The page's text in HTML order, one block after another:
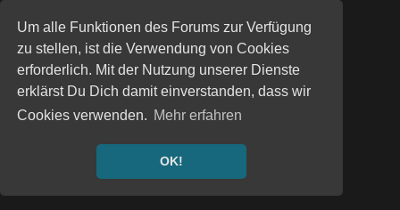
Um alle Funktionen des Forums zur Verfügung
zu stellen, ist die Verwendung von Cookies
erforderlich. Mit der Nutzung unserer Dienste
erklärst Du Dich damit einverstanden, dass wir
Cookies verwenden. Mehr erfahren
OK!